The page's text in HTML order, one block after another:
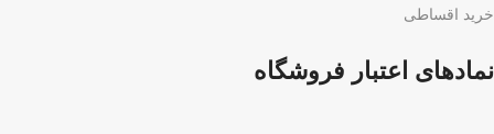
خرید اقساطی
نمادهای اعتبار فروشگاه